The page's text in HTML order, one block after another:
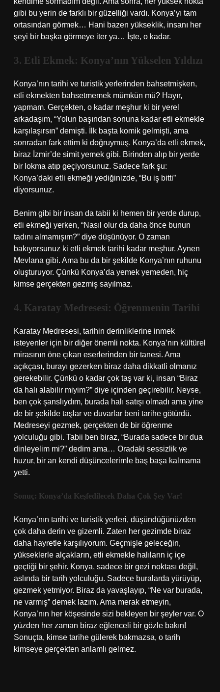
gibi bu yerin de farklı bir güzelliği vardı. Konya’yı tam
ortasından görmek… Hani bazen yükseklik, insanı her
şeyi bir başka görmeye iter ya… İşte, o kadar.
3. Etli Ekmek: Konya’nın Yükselen Yıldızı
Konya’nın tarihi ve turistik yerlerinden bahsetmişken,
etli ekmekten bahsetmemek mümkün mü? Hayır,
yapmam. Gerçekten, o kadar meşhur ki bir yerel
arkadaşım, “Yolun başından sonuna kadar etli ekmekle
karşılaşırsın” demişti. İlk başta komik gelmişti, ama
sonradan fark ettim ki doğruymuş. Konya’da etli ekmek,
biraz İzmir’de simit yemek gibi. Birinden alıp bir yerde
bir lokma atıp geçiyorsunuz. Sadece fark şu:
Konya’daki etli ekmeği yediğinizde, “Bu iş bitti”
diyorsunuz.
Benim gibi bir insan da tabii ki hemen bir yerde durup,
etli ekmeği yerken, “Nasıl olur da daha önce bunun
tadını almamışım?” diye düşünüyor. O zaman
bakıyorsunuz ki etli ekmek tarihi kadar meşhur. Aynen
Mevlana gibi. Ama bu da bir şekilde Konya’nın ruhunu
oluşturuyor. Çünkü Konya’da yemek yemeden, hiç
kimse gerçekten gezmiş sayılmaz.
4. Karatay Medresesi: Öğrenmenin Tarihi
Karatay Medresesi, tarihin derinliklerine inmek
isteyenler için bir diğer önemli nokta. Konya’nın kültürel
mirasının öne çıkan eserlerinden bir tanesi. Ama
açıkçası, burayı gezerken biraz daha dikkatli olmanız
gerekebilir. Çünkü o kadar çok taş var ki, insan “Biraz
da halı alabilir miyim?” diye içinden geçirebilir. Neyse,
ben çok şanslıydım, burada halı satışı olmadı ama yine
de bir şekilde taşlar ve duvarlar beni tarihe götürdü.
Medreseyi gezmek, gerçekten de bir öğrenme
yolculuğu gibi. Tabii ben biraz, “Burada sadece bir dua
dinleyelim mi?” dedim ama… Oradaki sessizlik ve
huzur, bir an kendi düşüncelerimle baş başa kalmama
yetti.
Sonuç: Konya’da Keşfedilecek Daha Çok Şey Var!
Konya’nın tarihi ve turistik yerleri, düşündüğünüzden
çok daha derin ve gizemli. Zaten her gezimde biraz
daha hayretle karşılıyorum. Geçmişle geleceğin,
yükseklerle alçakların, etli ekmekle halıların iç içe
geçtiği bir şehir. Konya, sadece bir gezi noktası değil,
aslında bir tarih yolculuğu. Sadece buralarda yürüyüp,
gezmek yetmiyor. Biraz da yavaşlayıp, “Ne var burada,
ne varmış” demek lazım. Ama merak etmeyin,
Konya’nın her köşesinde sizi bekleyen bir şeyler var. O
yüzden her zaman biraz eğlenceli bir gözle bakın!
Sonuçta, kimse tarihe gülerek bakmazsa, o tarih
kimseye gerçekten anlamlı gelmez.